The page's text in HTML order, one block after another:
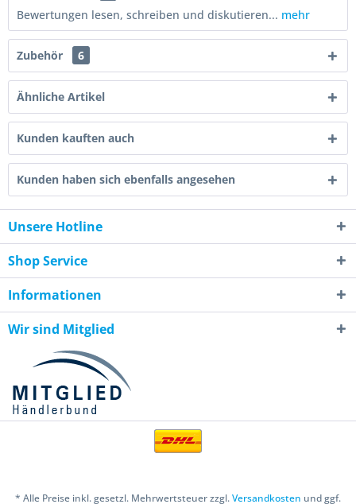
Bewertungen lesen, schreiben und diskutieren... mehr
Zubehör 6
Ähnliche Artikel
Kunden kauften auch
Kunden haben sich ebenfalls angesehen
Unsere Hotline
Shop Service
Informationen
Wir sind Mitglied
* Alle Preise inkl. gesetzl. Mehrwertsteuer zzgl.Versandkosten und ggf.